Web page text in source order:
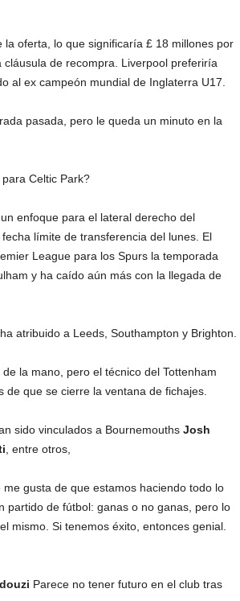
oferta, lo que significaría £ 18 millones por
de recompra. Liverpool preferiría
al ex campeón mundial de Inglaterra U17.
pasada, pero le queda un minuto en la
Celtic Park?
enfoque para el lateral derecho del
límite de transferencia del lunes. El
League para los Spurs la temporada
y ha caído aún más con la llegada de
atribuido a Leeds, Southampton y Brighton.
la mano, pero el técnico del Tottenham
que se cierre la ventana de fichajes.
sido vinculados a Bournemouths Josh
, entre otros,
gusta de que estamos haciendo todo lo
partido de fútbol: ganas o no ganas, pero lo
mismo. Si tenemos éxito, entonces genial.
Parece no tener futuro en el club tras